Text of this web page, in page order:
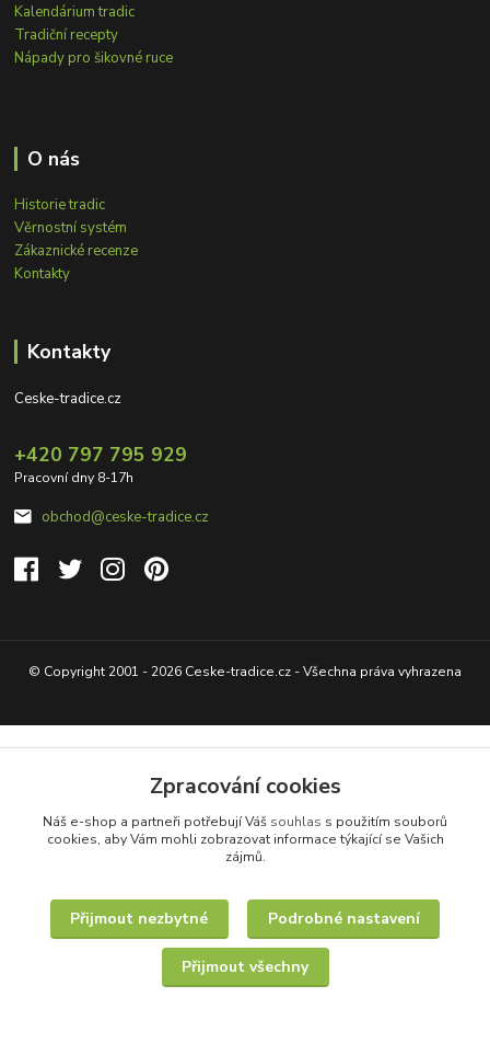
Kalendárium tradic
Tradiční recepty
Nápady pro šikovné ruce
O nás
Historie tradic
Věrnostní systém
Zákaznické recenze
Kontakty
Kontakty
Ceske-tradice.cz
+420 797 795 929
Pracovní dny 8-17h
obchod@ceske-tradice.cz
© Copyright 2001 - 2026 Ceske-tradice.cz - Všechna práva vyhrazena
Zpracování cookies
Náš e-shop a partneři potřebují Váš souhlas s použitím souborů
cookies, aby Vám mohli zobrazovat informace týkající se Vašich
zájmů.
Přijmout nezbytné Podrobné nastavení
Přijmout všechny